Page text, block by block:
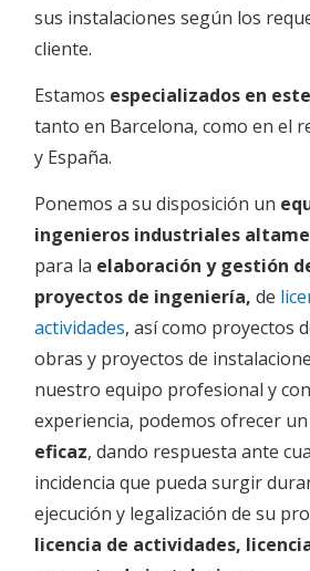
sus instalaciones según los
cliente.
Estamos especializados en
tanto en Barcelona, como en el
y España.
Ponemos a su disposición un
ingenieros industriales
para la elaboración y gestión
proyectos de ingeniería, de
actividades, así como proyectos
obras y proyectos de
nuestro equipo profesional y
experiencia, podemos ofrecer un
eficaz, dando respuesta ante
incidencia que pueda surgir
ejecución y legalización de su
licencia de actividades,